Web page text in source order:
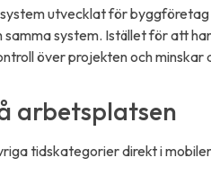
utvecklat för
system. Istället för att
över projekten och
arbetsplatsen
tidskategorier direkt i